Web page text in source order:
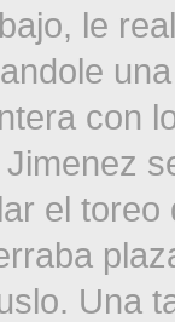
le
con
el
Una